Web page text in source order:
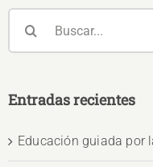
Entradas recientes
Educación guiada por